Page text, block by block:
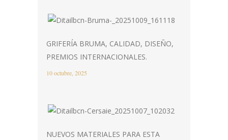
GRIFERÍA BRUMA, CALIDAD, DISEÑO,
PREMIOS INTERNACIONALES.
10 octubre, 2025
NUEVOS MATERIALES PARA ESTA